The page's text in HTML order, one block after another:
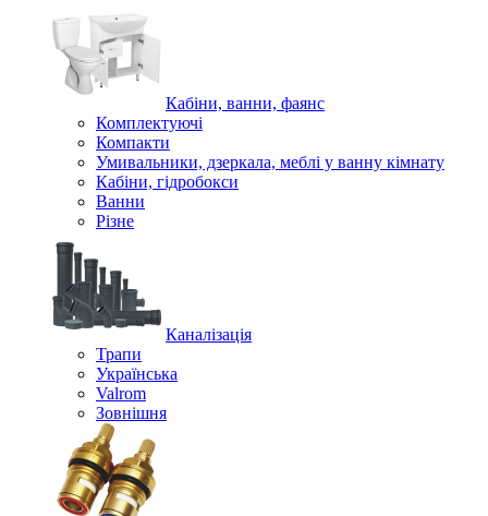
Кабіни, ванни, фаянс
Комплектуючі
Компакти
Умивальники, дзеркала, меблі у ванну кімнату
Кабіни, гідробокси
Ванни
Різне
Каналізація
Трапи
Українська
Valrom
Зовнішня